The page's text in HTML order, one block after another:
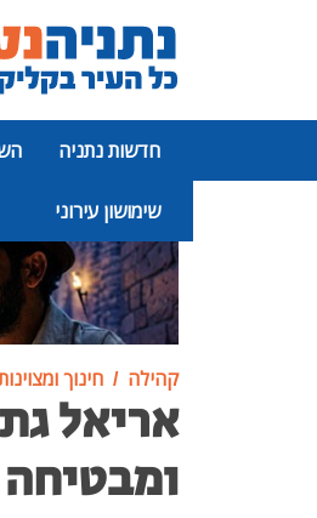
חדשות נתניה
שימושון עירוני
פרסומת
קהילה חינוך
אריאל
ומבטיחה